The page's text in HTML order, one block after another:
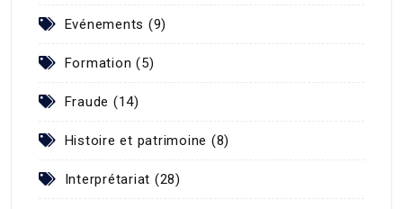
Evénements (9)
Formation (5)
Fraude (14)
Histoire et patrimoine (8)
Interprétariat (28)